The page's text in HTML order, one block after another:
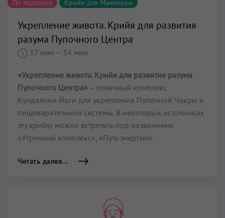
По подписке Крийи для Манипуры
Укрепление живота. Крийя для развития
разума Пупочного Центра
17 мин – 34 мин
«Укрепление живота. Крийя для развития разума
Пупочного Центра» – отличный комплекс
Кундалини Йоги для укрепления Пупочной Чакры и
пищеварительной системы. В некоторых источниках
эту крийю можно встретить под названиями
«Утренний комплекс», «Путь энергии».
Читать далее...